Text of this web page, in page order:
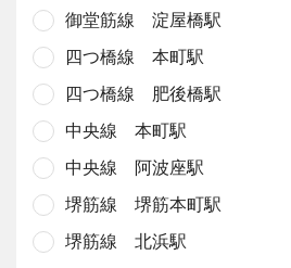
御堂筋線 淀屋橋駅
四つ橋線 本町駅
四つ橋線 肥後橋駅
中央線 本町駅
中央線 阿波座駅
堺筋線 堺筋本町駅
堺筋線 北浜駅